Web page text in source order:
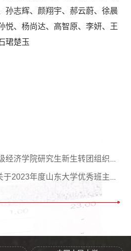
孙志辉、颜翔宇、郝云蔚、徐晨
悦、杨尚达、高智原、李妍、王
珺楚玉
济学院研究生新生转团组织关系的通知
年度山东大学优秀班主任的推荐人选公示